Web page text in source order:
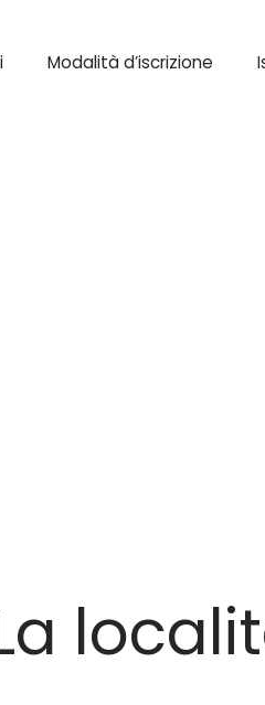
Modalità d’iscrizione